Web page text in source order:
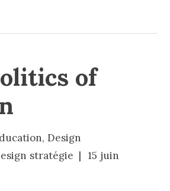
of
, Design
stratégie
15 juin